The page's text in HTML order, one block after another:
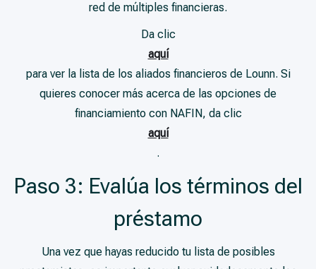
red de múltiples financieras.
Da clic
aquí
para ver la lista de los aliados financieros de Lounn. Si
quieres conocer más acerca de las opciones de
financiamiento con NAFIN, da clic
aquí
.
Paso 3: Evalúa los términos del
préstamo
Una vez que hayas reducido tu lista de posibles